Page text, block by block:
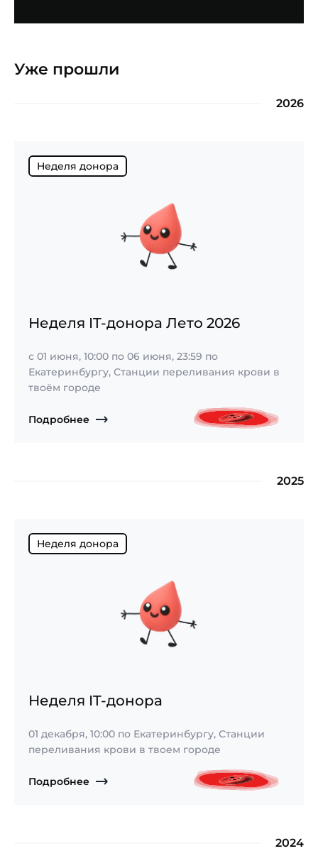
Уже прошли
2026
Неделя донора
Неделя IT-донора Лето 2026
с 01 июня, 10:00 по 06 июня, 23:59 по
Екатеринбургу, Станции переливания крови в
твоём городе
Подробнее
2025
Неделя донора
Неделя IT-донора
01 декабря, 10:00 по Екатеринбургу, Станции
переливания крови в твоем городе
Подробнее
2024